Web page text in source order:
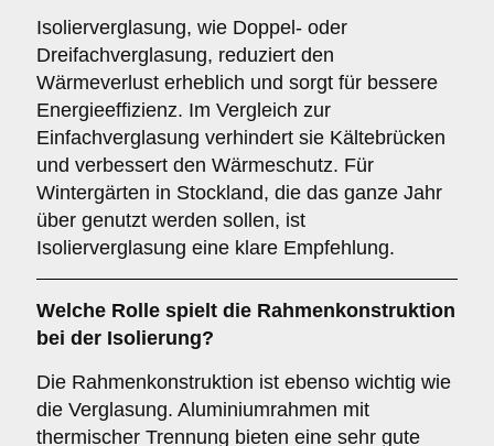
Isolierverglasung, wie Doppel- oder
Dreifachverglasung, reduziert den
Wärmeverlust erheblich und sorgt für bessere
Energieeffizienz. Im Vergleich zur
Einfachverglasung verhindert sie Kältebrücken
und verbessert den Wärmeschutz. Für
Wintergärten in Stockland, die das ganze Jahr
über genutzt werden sollen, ist
Isolierverglasung eine klare Empfehlung.
Welche Rolle spielt die Rahmenkonstruktion
bei der Isolierung?
Die Rahmenkonstruktion ist ebenso wichtig wie
die Verglasung. Aluminiumrahmen mit
thermischer Trennung bieten eine sehr gute